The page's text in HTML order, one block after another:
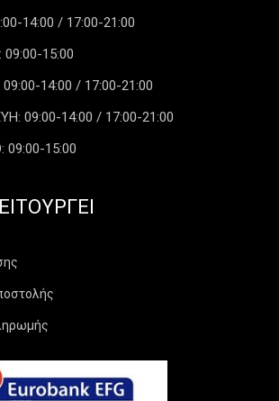
14:00 / 17:00-21:00
15:00
14:00 / 17:00-21:00
09:00-14:00 / 17:00-21:00
15:00